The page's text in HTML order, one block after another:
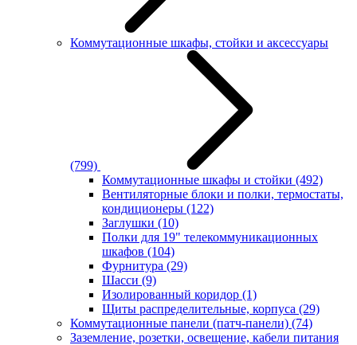
Коммутационные шкафы, стойки и аксессуары
(799)
Коммутационные шкафы и стойки (492)
Вентиляторные блоки и полки, термостаты,
кондиционеры (122)
Заглушки (10)
Полки для 19" телекоммуникационных
шкафов (104)
Фурнитура (29)
Шасси (9)
Изолированный коридор (1)
Щиты распределительные, корпуса (29)
Коммутационные панели (патч-панели) (74)
Заземление, розетки, освещение, кабели питания